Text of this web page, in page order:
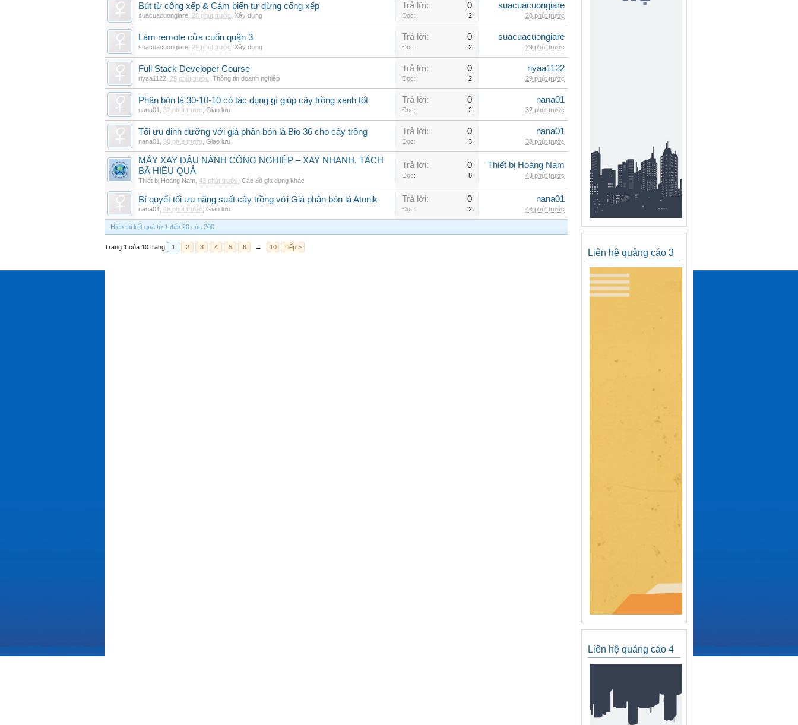
Bút từ cổng xếp & Cảm biến tự dừng cổng xếp
suacuacuongiare 28 phút trước Xây dựng
Trả lời: 0
Đọc: 2
suacuacuongiare
28 phút trước
Làm remote cửa cuốn quận 3
suacuacuongiare 29 phút trước Xây dựng
Trả lời: 0
Đọc: 2
suacuacuongiare
29 phút trước
Full Stack Developer Course
riyaa1122 29 phút trước Thông tin doanh nghiệp
Trả lời: 0
Đọc: 2
riyaa1122
29 phút trước
Phân bón lá 30-10-10 có tác dụng gì giúp cây trồng xanh tốt
nana01 32 phút trước Giao lưu
Trả lời: 0
Đọc: 2
nana01
32 phút trước
Tối ưu dinh dưỡng với giá phân bón lá Bio 36 cho cây trồng
nana01 38 phút trước Giao lưu
Trả lời: 0
Đọc: 3
nana01
38 phút trước
MÁY XAY ĐẬU NÀNH CÔNG NGHIỆP – XAY NHANH, TÁCH
BÃ HIỆU QUẢ
Thiết bị Hoàng Nam 43 phút trước Các đồ gia dụng khác
Trả lời: 0
Đọc: 8
Thiết bị Hoàng Nam
43 phút trước
Bí quyết tối ưu năng suất cây trồng với Giá phân bón lá Atonik
nana01 46 phút trước Giao lưu
Trả lời: 0
Đọc: 2
nana01
46 phút trước
Hiển thị kết quả từ 1 đến 20 của 200
Trang 1 của 10 trang 1 2 3 4 5 6 → 10 Tiếp >
Liên hệ quảng cáo 3
Liên hệ quảng cáo 4